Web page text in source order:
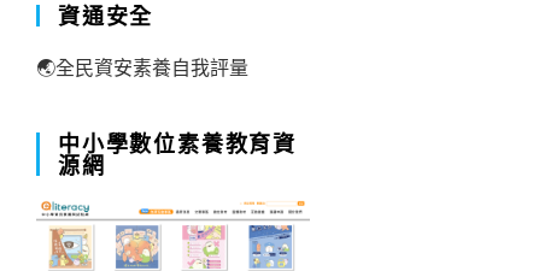
資通安全
🌏全民資安素養自我評量
中小學數位素養教育資
源網